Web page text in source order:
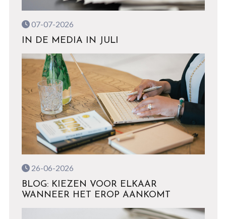
07-07-2026
IN DE MEDIA IN JULI
26-06-2026
BLOG: KIEZEN VOOR ELKAAR
WANNEER HET EROP AANKOMT